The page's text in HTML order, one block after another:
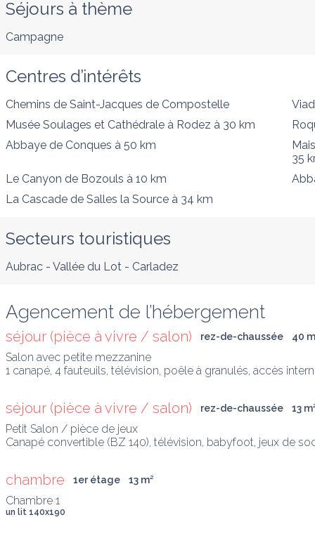
Séjours à thème
Campagne
Centres d’intérêts
Chemins de Saint-Jacques de Compostelle
Musée Soulages et Cathédrale à Rodez à 30 km
Abbaye de Conques à 50 km
35
Le Canyon de Bozouls à 10 km
La Cascade de Salles la Source à 34 km
Secteurs touristiques
Aubrac - Vallée du Lot - Carladez
Agencement de l’hébergement
séjour (pièce à vivre / salon) rez-de-chaussée 40 m
Salon avec petite mezzanine
1 canapé, 4 fauteuils, télévision, poêle à granulés, accès
séjour (pièce à vivre / salon) rez-de-chaussée 13 m
Petit Salon / pièce de jeux
Canapé convertible (BZ 140), télévision, babyfoot, jeux de
chambre 1er étage 13 m²
un lit 140x190